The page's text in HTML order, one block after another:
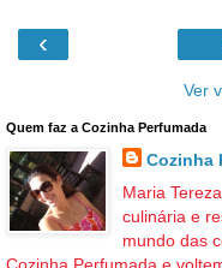
‹
Ver
Quem faz a Cozinha Perfumada
Cozinha
Maria
culinária e
mundo das